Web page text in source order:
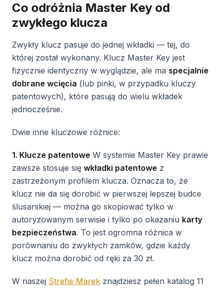
Co odróżnia Master Key od
zwykłego klucza
Zwykły klucz pasuje do jednej wkładki — tej, do
której został wykonany. Klucz Master Key jest
fizycznie identyczny w wyglądzie, ale ma specjalnie
dobrane wcięcia (lub pinki, w przypadku kluczy
patentowych), które pasują do wielu wkładek
jednocześnie.
Dwie inne kluczowe różnice:
1. Klucze patentowe W systemie Master Key prawie
zawsze stosuje się wkładki patentowe z
zastrzeżonym profilem klucza. Oznacza to, że
klucz nie da się dorobić w pierwszej lepszej budce
ślusarskiej — można go skopiować tylko w
autoryzowanym serwisie i tylko po okazaniu karty
bezpieczeństwa. To jest ogromna różnica w
porównaniu do zwykłych zamków, gdzie każdy
klucz można dorobić od ręki za 30 zł.
W naszej Strefie Marek znajdziesz pełen katalog 11